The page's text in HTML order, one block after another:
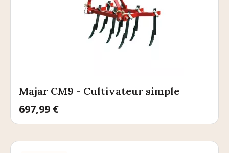
Majar CM9 - Cultivateur simple
Prix
697,99 €